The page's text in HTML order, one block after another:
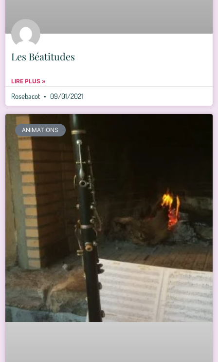
Les Béatitudes
LIRE PLUS »
Rosebacot 09/01/2021
ANIMATIONS